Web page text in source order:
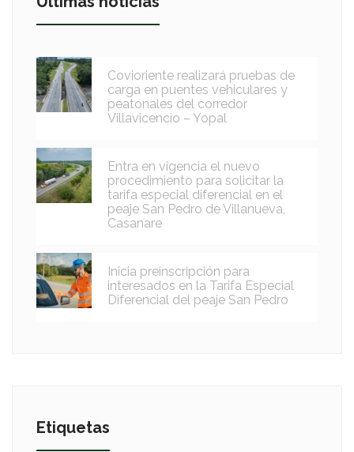
Covioriente realizará pruebas de
carga en puentes vehiculares y
peatonales del corredor
Villavicencio – Yopal
Entra en vigencia el nuevo
procedimiento para solicitar la
tarifa especial diferencial en el
peaje San Pedro de Villanueva,
Casanare
Inicia preinscripción para
interesados en la Tarifa Especial
Diferencial del peaje San Pedro
Etiquetas